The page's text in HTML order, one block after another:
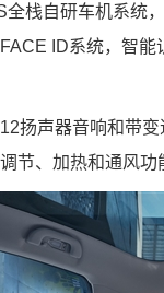
全栈自研车机系统
ID系统，智
扬声器音响和带
节、加热和通风功